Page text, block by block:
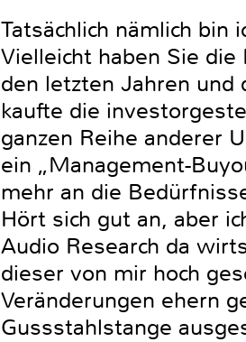
Tatsächlich nämlich bin
Vielleicht haben Sie
den letzten Jahren und
kaufte die
ganzen Reihe anderer
ein „Management-
mehr an die
Hört sich gut an, aber
Audio Research da
dieser von mir hoch
Veränderungen ehern
Gussstahlstange